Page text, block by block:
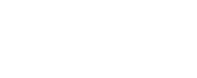
Bonuscodes für Freispiel-Promo-Codes von Casino Ru
50 ingyenes pörgetés
To Play At 1win? This Is The Right Site